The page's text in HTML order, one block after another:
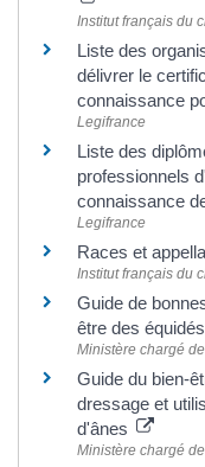
Institut français du
Liste des
délivrer le
connaissance
Legifrance
Liste des
professionnels
connaissance
Legifrance
Races et
Institut français du
Guide de
être des équidés
Ministère chargé
Guide du bien-
dressage et
d'ânes
Ministère chargé